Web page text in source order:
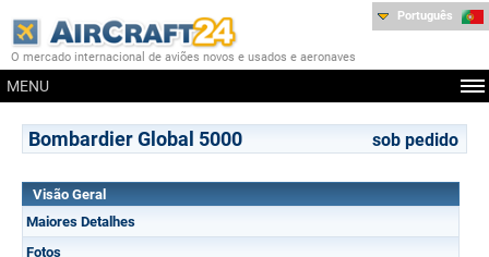
O mercado internacional de aviões novos e usados e aeronaves
MENU
Português
Bombardier Global 5000 sob pedido
Visão Geral
Maiores Detalhes
Fotos